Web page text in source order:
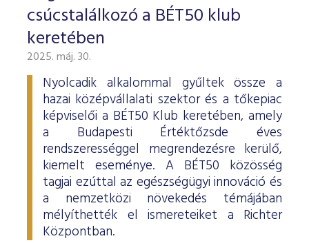
ESG Útmutató
csúcstalálkozó a BÉT50 klub
keretében
2025. máj. 30.
Nyolcadik alkalommal gyűltek össze a
hazai középvállalati szektor és a tőkepiac
képviselői a BÉT50 Klub keretében, amely
a Budapesti Értéktőzsde éves
rendszerességgel megrendezésre kerülő,
kiemelt eseménye. A BÉT50 közösség
tagjai ezúttal az egészségügyi innováció és
a nemzetközi növekedés témájában
mélyíthették el ismereteiket a Richter
Központban.